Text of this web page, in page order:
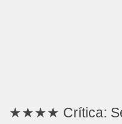
★★★★ Crítica: